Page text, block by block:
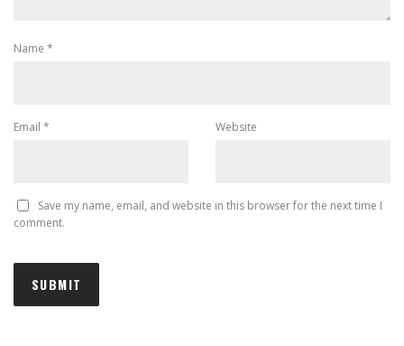
Name *
Email * Website
Save my name, email, and website in this browser for the next time I
comment.